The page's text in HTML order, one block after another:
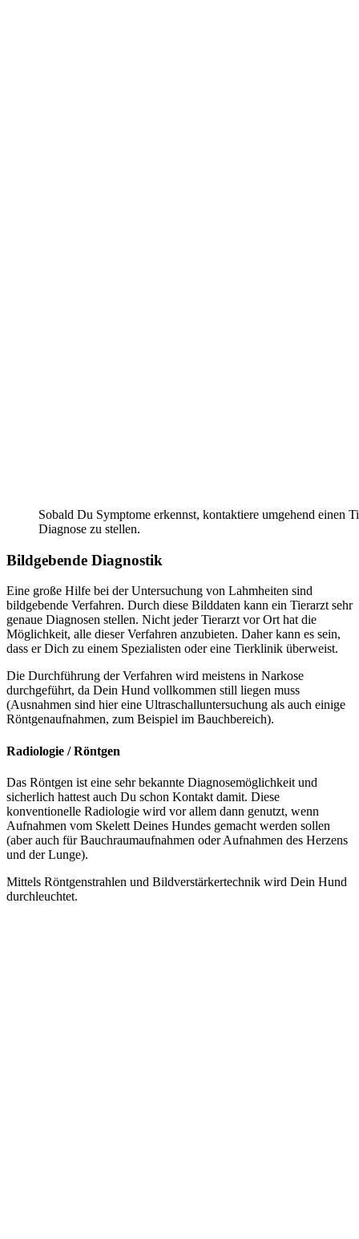
Sobald Du Symptome erkennst, kontaktiere umgehend einen
Diagnose zu stellen.
Bildgebende Diagnostik
Eine große Hilfe bei der Untersuchung von Lahmheiten sind
bildgebende Verfahren. Durch diese Bilddaten kann ein Tierarzt sehr
genaue Diagnosen stellen. Nicht jeder Tierarzt vor Ort hat die
Möglichkeit, alle dieser Verfahren anzubieten. Daher kann es sein,
dass er Dich zu einem Spezialisten oder eine Tierklinik überweist.
Die Durchführung der Verfahren wird meistens in Narkose
durchgeführt, da Dein Hund vollkommen still liegen muss
(Ausnahmen sind hier eine Ultraschalluntersuchung als auch einige
Röntgenaufnahmen, zum Beispiel im Bauchbereich).
Radiologie / Röntgen
Das Röntgen ist eine sehr bekannte Diagnosemöglichkeit und
sicherlich hattest auch Du schon Kontakt damit. Diese
konventionelle Radiologie wird vor allem dann genutzt, wenn
Aufnahmen vom Skelett Deines Hundes gemacht werden sollen
(aber auch für Bauchraumaufnahmen oder Aufnahmen des Herzens
und der Lunge).
Mittels Röntgenstrahlen und Bildverstärkertechnik wird Dein Hund
durchleuchtet.